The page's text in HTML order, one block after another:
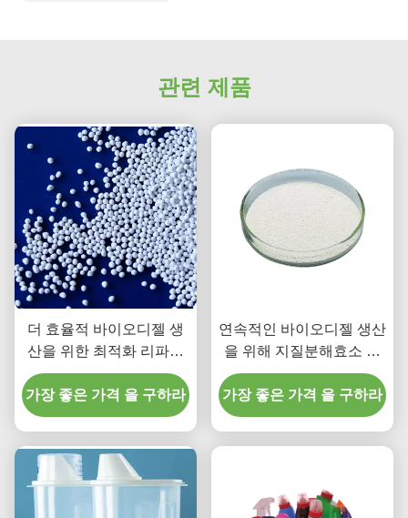
관련 제품
더 효율적 바이오디젤 생
산을 위한 최적화 리파아
제(지방분해 효소)
가장 좋은 가격 을 구하라
연속적인 바이오디젤 생산
을 위해 지질분해효소 기
반 원자로의 가능성을 조
사하기
가장 좋은 가격 을 구하라